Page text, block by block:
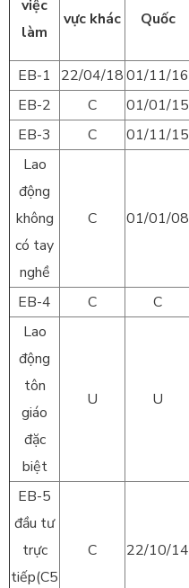
việc
làm
vực khác
Quốc
EB-1 22/04/1801/11/16
EB-2
C 01/01/15
EB-3
C 01/11/15
Lao
động
không
có tay
nghề
C 01/01/08
EB-4 C C
Lao
động
tôn
giáo
đặc
biệt
U U
EB-5
đầu tư
trực
tiếp(C5
C 22/10/14